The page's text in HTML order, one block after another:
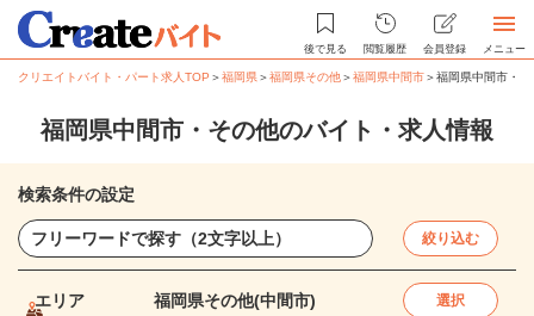
後で見る 閲覧履歴 会員登録 メニュー
クリエイトバイト・パート求人TOP ＞福岡県＞福岡県その他＞福岡県中間市＞福岡県中間市・
福岡県中間市・その他のバイト・求人情報
検索条件の設定
絞り込む
エリア 福岡県その他(中間市) 選択